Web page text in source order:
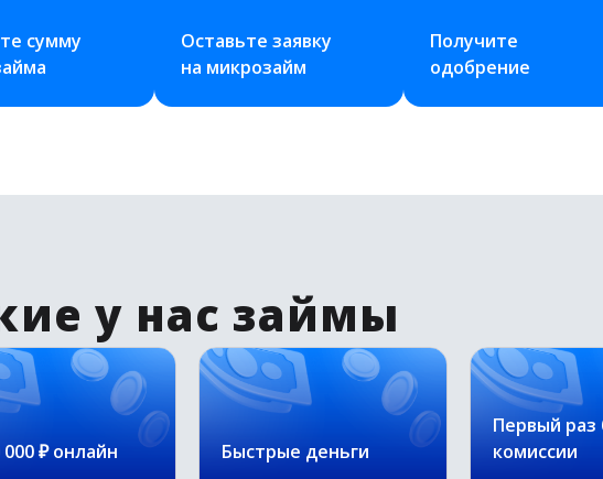
сумму
Оставьте заявку
на микрозайм
Получите
одобрение
у нас займы
₽ онлайн Быстрые деньги
Первый раз
комиссии